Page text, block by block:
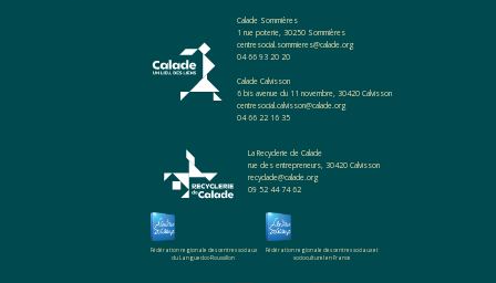
Calade Sommières
1 rue poterie, 30250 Sommières
centresocial.sommieres@calade.org
04 66 93 20 20
Calade Calvisson
6 bis avenue du 11 novembre, 30420 Calvisson
centresocial.calvisson@calade.org
04 66 22 16 35
La Recyclerie de Calade
rue des entrepreneurs, 30420 Calvisson
recyclade@calade.org
09 52 44 74 62
Fédération regionale des centres sociaux
du Languedoc-Roussillon
Fédération regionale des centres sociaux et
socioculturel en France